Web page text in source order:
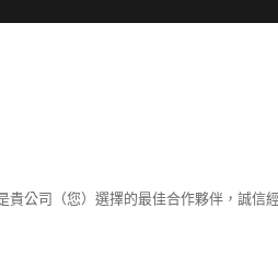
公司（您）選擇的最佳合作夥伴，誠信